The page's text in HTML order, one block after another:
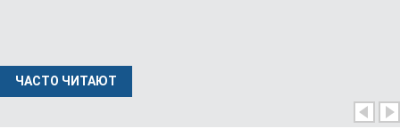
ЧАСТО ЧИТАЮТ